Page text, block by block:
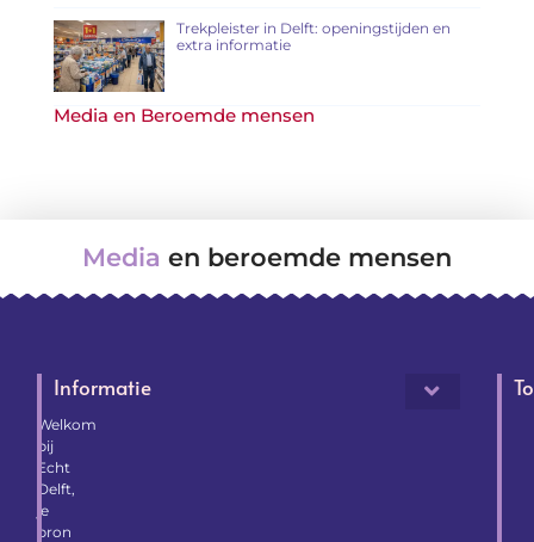
Trekpleister in Delft: openingstijden en
extra informatie
Media en Beroemde mensen
Media en beroemde mensen
Welkom
bij
Echt
Delft,
je
bron
Informatie